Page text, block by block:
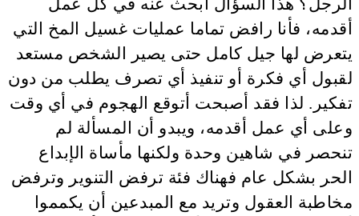
الرجل؟ هذا السؤال أبحث عنه في كل عمل
أقدمه، فأنا رافض تماما عمليات غسيل المخ التي
يتعرض لها جيل كامل حتى يصير الشخص مستعد
لقبول أي فكرة أو تنفيذ أي تصرف يطلب من دون
تفكير. لذا فقد أصبحت أتوقع الهجوم في أي وقت
وعلى أي عمل أقدمه، ويبدو أن المسألة لم
تنحصر في شاهين وحدة ولكنها مأساة الإبداع
الحر بشكل عام فهناك فئة ترفض التنوير وترفض
مخاطبة العقول وتريد مع المبدعين أن يكمموا